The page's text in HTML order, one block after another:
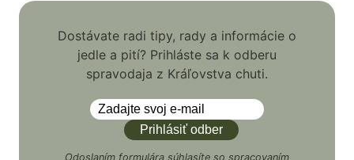
Dostávate radi tipy, rady a informácie o
jedle a pití? Prihláste sa k odberu
spravodaja z Kráľovstva chuti.
Odoslaním formulára súhlasíte so spracovaním